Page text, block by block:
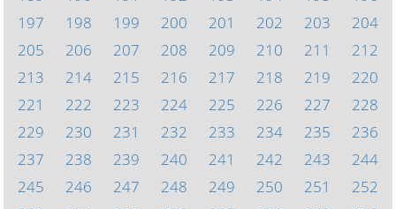
197
198 199 200 201 202 203
204
205
206 207 208 209 210 211
212
213
214 215 216 217 218 219
220
221
222 223 224 225 226 227
228
229
230 231 232 233 234 235
236
237
238 239 240 241 242 243
244
245
246 247 248 249 250 251
252